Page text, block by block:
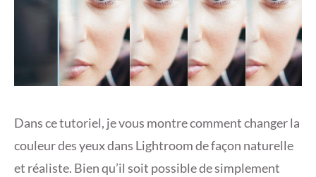
Dans ce tutoriel, je vous montre comment changer la
couleur des yeux dans Lightroom de façon naturelle
et réaliste. Bien qu’il soit possible de simplement